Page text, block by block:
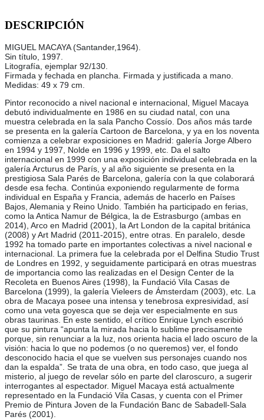
DESCRIPCIÓN
MIGUEL MACAYA (Santander,1964).
Sin título, 1997.
Litografía, ejemplar 92/130.
Firmada y fechada en plancha. Firmada y justificada a mano.
Medidas: 49 x 79 cm.
Pintor reconocido a nivel nacional e internacional, Miguel Macaya
debutó individualmente en 1986 en su ciudad natal, con una
muestra celebrada en la sala Pancho Cossío. Dos años más tarde
se presenta en la galería Cartoon de Barcelona, y ya en los noventa
comienza a celebrar exposiciones en Madrid: galería Jorge Albero
en 1994 y 1997, Nolde en 1996 y 1999, etc. Da el salto
internacional en 1999 con una exposición individual celebrada en la
galería Arcturus de París, y al año siguiente se presenta en la
prestigiosa Sala Parés de Barcelona, galería con la que colaborará
desde esa fecha. Continúa exponiendo regularmente de forma
individual en España y Francia, además de hacerlo en Países
Bajos, Alemania y Reino Unido. También ha participado en ferias,
como la Antica Namur de Bélgica, la de Estrasburgo (ambas en
2014), Arco en Madrid (2001), la Art London de la capital británica
(2008) y Art Madrid (2011-2015), entre otras. En paralelo, desde
1992 ha tomado parte en importantes colectivas a nivel nacional e
internacional. La primera fue la celebrada por el Delfina Studio Trust
de Londres en 1992, y seguidamente participará en otras muestras
de importancia como las realizadas en el Design Center de la
Recoleta en Buenos Aires (1998), la Fundació Vila Casas de
Barcelona (1999), la galería Vieleers de Ámsterdam (2003), etc. La
obra de Macaya posee una intensa y tenebrosa expresividad, así
como una veta goyesca que se deja ver especialmente en sus
obras taurinas. En este sentido, el crítico Enrique Lynch escribió
que su pintura “apunta la mirada hacia lo sublime precisamente
porque, sin renunciar a la luz, nos orienta hacia el lado oscuro de la
visión: hacia lo que no podemos (o no queremos) ver, el fondo
desconocido hacia el que se vuelven sus personajes cuando nos
dan la espalda”. Se trata de una obra, en todo caso, que juega al
misterio, al juego de revelar sólo en parte del claroscuro, a sugerir
interrogantes al espectador. Miguel Macaya está actualmente
representado en la Fundació Vila Casas, y cuenta con el Primer
Premio de Pintura Joven de la Fundación Banc de Sabadell-Sala
Parés (2001).